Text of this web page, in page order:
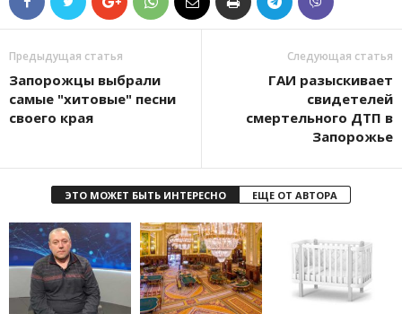
Предыдущая статья
Запорожцы выбрали
самые "хитовые" песни
своего края
Следующая статья
ГАИ разыскивает
свидетелей
смертельного ДТП в
Запорожье
ЭТО МОЖЕТ БЫТЬ ИНТЕРЕСНО ЕЩЕ ОТ АВТОРА